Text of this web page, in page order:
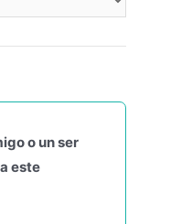
o un ser
este